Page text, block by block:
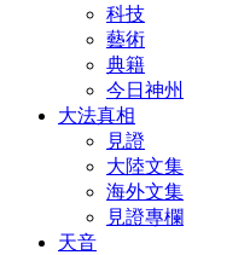
科技
藝術
典籍
今日神州
大法真相
見證
大陸文集
海外文集
見證專欄
天音